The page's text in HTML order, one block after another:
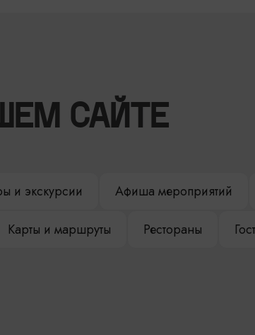
САЙТЕ
и экскурсии Афиша мероприятий
Карты и маршруты Рестораны